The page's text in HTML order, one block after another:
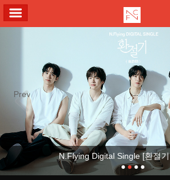
Previous
N.Flying Digital Single [환절